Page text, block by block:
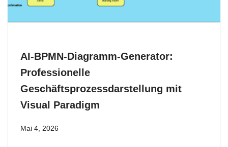
AI-BPMN-Diagramm-Generator:
Professionelle
Geschäftsprozessdarstellung mit
Visual Paradigm
Mai 4, 2026